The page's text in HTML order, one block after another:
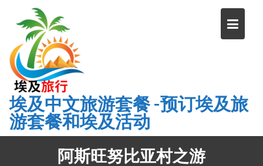
content
埃及中文旅游套餐 -预订埃及旅
游套餐和埃及活动
阿斯旺努比亚村之游